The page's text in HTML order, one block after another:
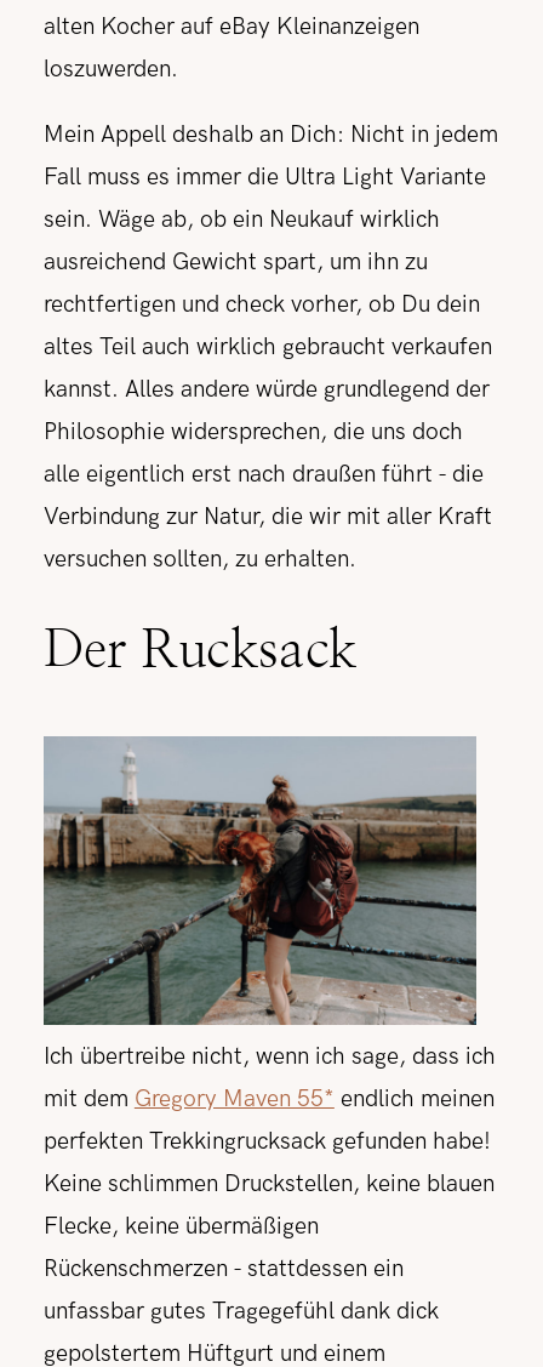
alten Kocher auf eBay Kleinanzeigen
loszuwerden.
Mein Appell deshalb an Dich: Nicht in jedem
Fall muss es immer die Ultra Light Variante
sein. Wäge ab, ob ein Neukauf wirklich
ausreichend Gewicht spart, um ihn zu
rechtfertigen und check vorher, ob Du dein
altes Teil auch wirklich gebraucht verkaufen
kannst. Alles andere würde grundlegend der
Philosophie widersprechen, die uns doch
alle eigentlich erst nach draußen führt - die
Verbindung zur Natur, die wir mit aller Kraft
versuchen sollten, zu erhalten.
Der Rucksack
Ich übertreibe nicht, wenn ich sage, dass ich
mit dem Gregory Maven 55* endlich meinen
perfekten Trekkingrucksack gefunden habe!
Keine schlimmen Druckstellen, keine blauen
Flecke, keine übermäßigen
Rückenschmerzen - stattdessen ein
unfassbar gutes Tragegefühl dank dick
gepolstertem Hüftgurt und einem